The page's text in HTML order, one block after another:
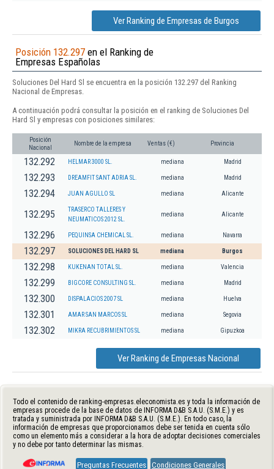
Ver Ranking de Empresas de Burgos
Posición 132.297 en el Ranking de
Empresas Españolas
Soluciones Del Hard Sl se encuentra en la posición 132.297 del Ranking
Nacional de Empresas.
A continuación podrá consultar la posición en el ranking de Soluciones Del
Hard Sl y empresas con posiciones similares:
Posición
Nacional
Nombre de la empresa Ventas (€) Provincia
132.292 HELMAR 3000 SL. mediana Madrid
132.293 DREAMFIT SANT ADRIA SL. mediana Madrid
132.294 JUAN AGULLO SL mediana Alicante
132.295
TRASERCO TALLERES Y
NEUMATICOS 2012 SL.
mediana Alicante
132.296 PEQUINSA CHEMICAL SL. mediana Navarra
132.297 SOLUCIONES DEL HARD SL mediana Burgos
132.298 KUKENAN TOTAL SL. mediana Valencia
132.299 BIGCORE CONSULTING SL. mediana Madrid
132.300 DISPALACIOS 2007 SL mediana Huelva
132.301 AMAR SAN MARCOS SL mediana Segovia
132.302 MIKRA RECUBRIMIENTOS SL mediana Gipuzkoa
Ver Ranking de Empresas Nacional
Todo el contenido de ranking-empresas.eleconomista.es y toda la información de
empresas procede de la base de datos de INFORMA D&B S.A.U. (S.M.E.) y es
tratada y suministrada por INFORMA D&B S.A.U. (S.M.E.). En todo caso, la
información de empresas que proporcionamos debe ser tenida en cuenta sólo
como un elemento más a considerar a la hora de adoptar decisiones comerciales
y no debe por tanto determinar las mismas.
Preguntas Frecuentes Condiciones Generales